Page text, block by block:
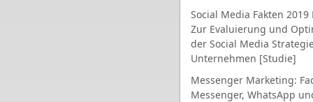
Social Media Fakten 2019
Zur Evaluierung und
der Social Media
Unternehmen [Studie]
Messenger Marketing:
Messenger, WhatsApp